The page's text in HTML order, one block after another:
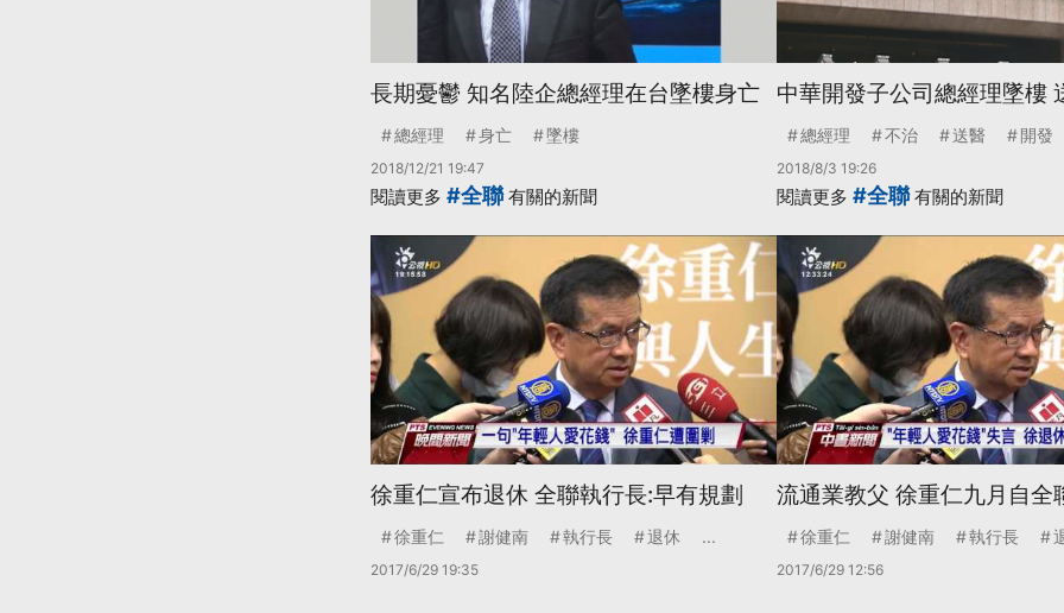
長期憂鬱 知名陸企總經理在台墜樓身亡
總經理 身亡 墜樓
2018/12/21 19:47
中華開發子公司總經理墜樓
總經理 不治 送醫 開發
2018/8/3 19:26
閱讀更多 #全聯有關的新聞
徐重仁宣布退休 全聯執行長:早有規劃
徐重仁 謝健南 執行長 退休 ...
2017/6/29 19:35
閱讀更多 #全聯有關的新聞
流通業教父 徐重仁九月自全
徐重仁 謝健南 執行長
2017/6/29 12:56